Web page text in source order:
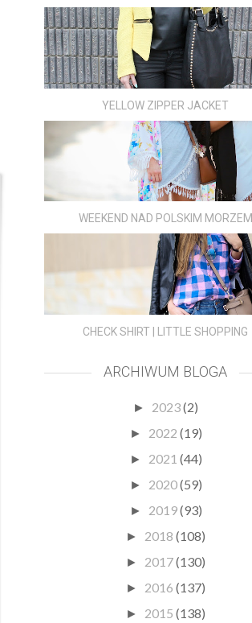
YELLOW ZIPPER JACKET
WEEKEND NAD POLSKIM MORZEM
CHECK SHIRT | LITTLE SHOPPING
ARCHIWUM BLOGA
► 2023(2)
► 2022 (19)
► 2021 (44)
► 2020(59)
► 2019(93)
► 2018 (108)
► 2017(130)
► 2016 (137)
► 2015 (138)